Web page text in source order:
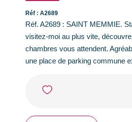
Réf : A2689
Réf. A2689 : SAINT MEMMIE.
visitez-moi au plus vite,
chambres vous attendent.
une place de parking commune